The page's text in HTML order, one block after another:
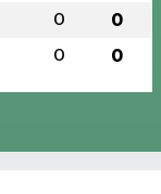
0 0
0 0